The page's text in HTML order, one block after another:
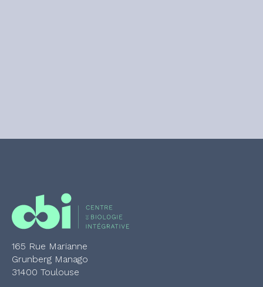
165 Rue Marianne
Grunberg Manago
31400 Toulouse